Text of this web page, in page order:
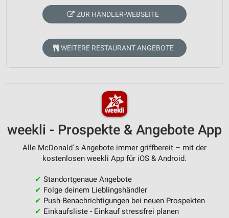
ZUR HÄNDLER-WEBSEITE
WEITERE RESTAURANT ANGEBOTE
weekli - Prospekte & Angebote App
Alle McDonald´s Angebote immer griffbereit – mit der
kostenlosen weekli App für iOS & Android.
✔ Standortgenaue Angebote
✔ Folge deinem Lieblingshändler
✔ Push-Benachrichtigungen bei neuen Prospekten
✔ Einkaufsliste - Einkauf stressfrei planen